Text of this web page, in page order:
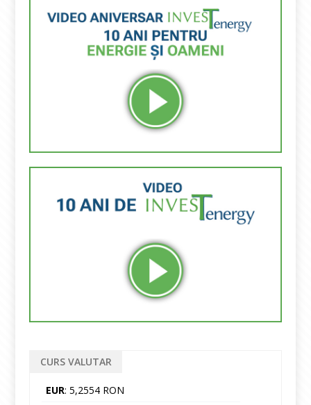
CURS VALUTAR
EUR: 5,2554 RON